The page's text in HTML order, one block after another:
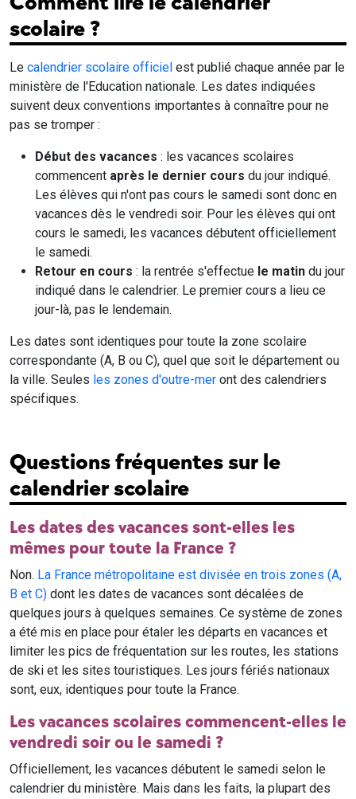
scolaire ?
Le calendrier scolaire officiel est publié chaque année par le
ministère de l'Education nationale. Les dates indiquées
suivent deux conventions importantes à connaître pour ne
pas se tromper :
Début des vacances : les vacances scolaires
commencent après le dernier cours du jour indiqué.
Les élèves qui n'ont pas cours le samedi sont donc en
vacances dès le vendredi soir. Pour les élèves qui ont
cours le samedi, les vacances débutent officiellement
le samedi.
Retour en cours : la rentrée s'effectue le matin du jour
indiqué dans le calendrier. Le premier cours a lieu ce
jour-là, pas le lendemain.
Les dates sont identiques pour toute la zone scolaire
correspondante (A, B ou C), quel que soit le département ou
la ville. Seules les zones d'outre-mer ont des calendriers
spécifiques.
Questions fréquentes sur le
calendrier scolaire
Les dates des vacances sont-elles les
mêmes pour toute la France ?
Non. La France métropolitaine est divisée en trois zones (A,
B et C) dont les dates de vacances sont décalées de
quelques jours à quelques semaines. Ce système de zones
a été mis en place pour étaler les départs en vacances et
limiter les pics de fréquentation sur les routes, les stations
de ski et les sites touristiques. Les jours fériés nationaux
sont, eux, identiques pour toute la France.
Les vacances scolaires commencent-elles le
vendredi soir ou le samedi ?
Officiellement, les vacances débutent le samedi selon le
calendrier du ministère. Mais dans les faits, la plupart des